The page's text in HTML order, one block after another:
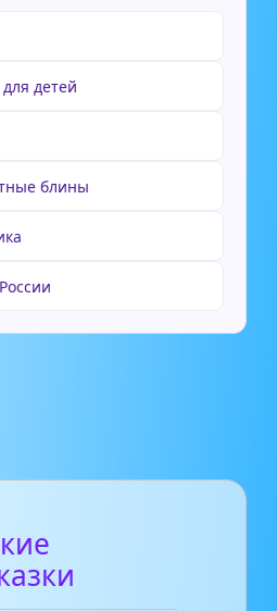
детей
блины